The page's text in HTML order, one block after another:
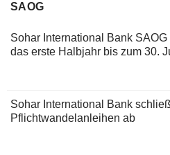
SAOG
Sohar International Bank
das erste Halbjahr bis zum 30.
Sohar International Bank
Pflichtwandelanleihen ab